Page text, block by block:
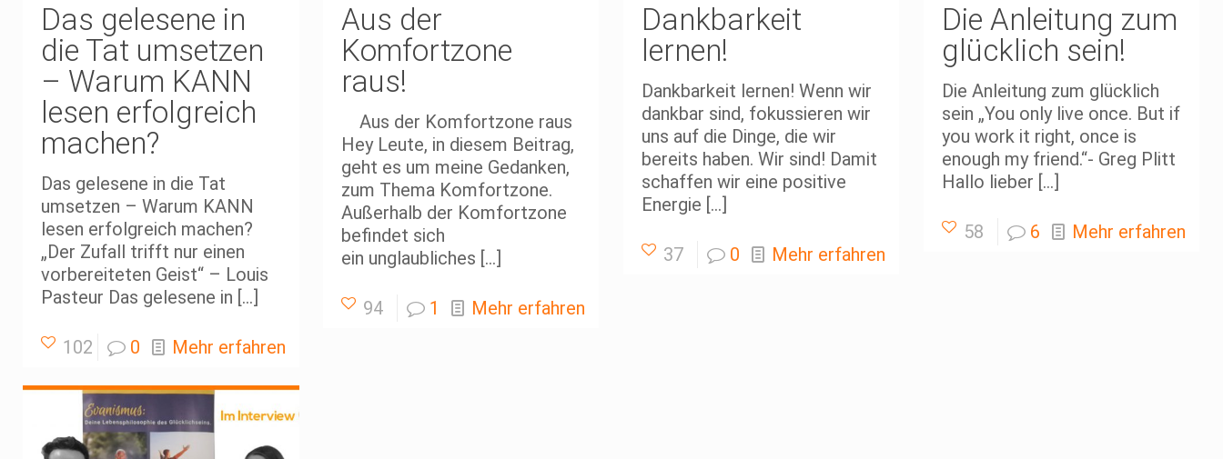
Das gelesene in
die Tat umsetzen
– Warum KANN
lesen erfolgreich
machen?
Das gelesene in die Tat
umsetzen – Warum KANN
lesen erfolgreich machen?
„Der Zufall trifft nur einen
vorbereiteten Geist“ – Louis
Pasteur Das gelesene in […]
102 0 Mehr erfahren
Aus der
Komfortzone
raus!
Aus der Komfortzone raus
Hey Leute, in diesem Beitrag,
geht es um meine Gedanken,
zum Thema Komfortzone.
Außerhalb der Komfortzone
befindet sich
ein unglaubliches […]
94 1 Mehr erfahren
Dankbarkeit
lernen!
Dankbarkeit lernen! Wenn wir
dankbar sind, fokussieren wir
uns auf die Dinge, die wir
bereits haben. Wir sind! Damit
schaffen wir eine positive
Energie […]
37 0 Mehr erfahren
Die Anleitung zum
glücklich sein!
Die Anleitung zum glücklich
sein „You only live once. But if
you work it right, once is
enough my friend.“- Greg Plitt
Hallo lieber […]
58 6 Mehr erfahren